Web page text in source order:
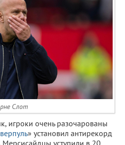
Слот
игроки очень разочарованы
» установил антирекорд
уступили в 20